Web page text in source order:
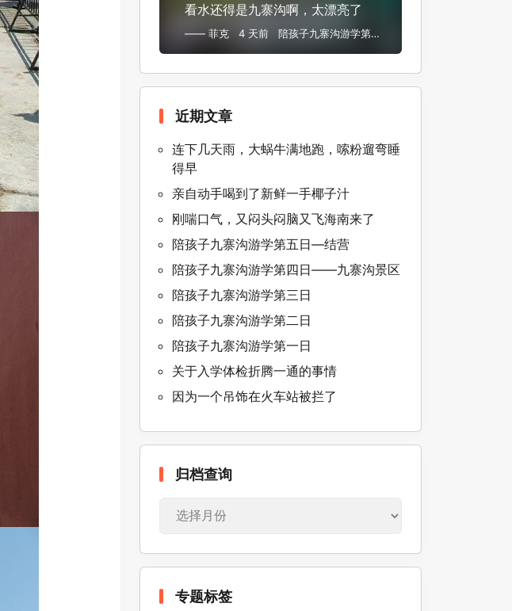
看水还得是九寨沟啊，太漂亮了
—— 菲克 4 天前
近期文章
连下几天雨，大蜗牛满地跑，嗦粉遛弯睡
得早
亲自动手喝到了新鲜一手椰子汁
刚喘口气，又闷头闷脑又飞海南来了
陪孩子九寨沟游学第五日—结营
陪孩子九寨沟游学第四日——九寨沟景区
陪孩子九寨沟游学第三日
陪孩子九寨沟游学第二日
陪孩子九寨沟游学第一日
关于入学体检折腾一通的事情
因为一个吊饰在火车站被拦了
归档查询
归
专题标签